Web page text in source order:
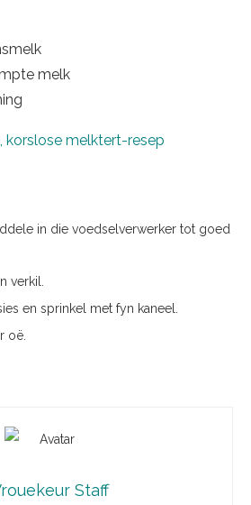
melk
korslose melktert-resep
in die voedselverwerker tot goed
verkil.
en sprinkel met fyn kaneel.
oë.
Staff